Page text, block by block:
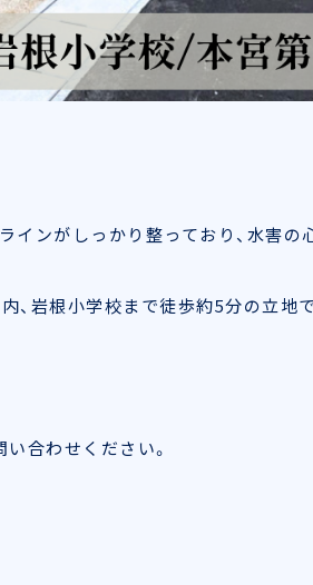
ンがしっかり整っており、水害の
岩根小学校まで徒歩約5分の立地で
合わせください。